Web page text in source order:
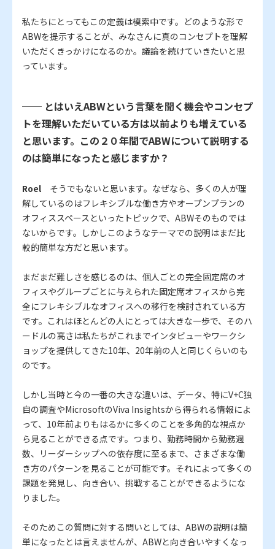
私たちにとってもこの定義は模索中です。どのような形で
ABWを提示することが、みなさんに真のコンセプトを理解
いただくきっかけになるのか。議論を続けていきたいと思
っています。
── とはいえABWという言葉を聞く機会やコンセプ
トを理解いただいている方は以前よりも増えている
と思います。この２０年間でABWについて説明する
のは簡単になったと感じますか？
Roel そうでもないと思います。なぜなら、多くの人が理
解しているのはフレキシブルな働き方やオープンプランの
オフィススペースといったトピックで、ABWそのものでは
ないからです。しかしこのようなテーマでの説明はまだ比
較的簡単な方だと思います。
まだまだ難しさを感じるのは、個人ごとの完全固定席のオ
フィスやグループごとに与えられた固定席オフィスから完
全にフレキシブルなオフィスへの移行を検討されている方
です。これはほとんどの人にとっては大きな一歩で、そのハ
ードルの高さは私たちがこれまでインタビューやワークシ
ョップを提供してきた10年、20年前の人と同じくらいのも
のです。
しかし当時と今の一番の大きな違いは、データ、特にV+C独
自の調査やMicrosoftのViva Insightsから得られる情報によ
って、10年前よりもはるかに多くのことを多角的な視点か
ら見ることができる点です。つまり、勤務時間から勤務週
数、リーダーシップへの依存度に至るまで、さまざまな働
き方のパターンを見ることが可能です。それによって多くの
課題を発見し、向き合い、挑戦することができるようにな
りました。
そのためこの質問に対する問いとしては、ABWの説明は簡
単になったとは言えませんが、ABWと向き合いやすくなっ